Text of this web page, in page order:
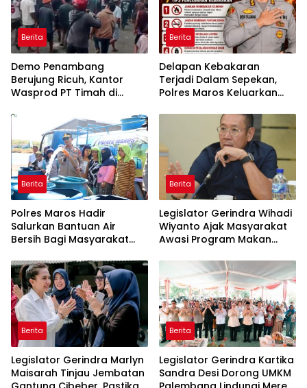
Berita
Demo Penambang
Berujung Ricuh, Kantor
Wasprod PT Timah di
Berita
Delapan Kebakaran
Terjadi Dalam Sepekan,
Polres Maros Keluarkan
Masyarakat
Berita
Polres Maros Hadir
Salurkan Bantuan Air
Bersih Bagi Masyarakat
Di Maros
Berita
Legislator Gerindra Wihadi
Wiyanto Ajak Masyarakat
Awasi Program Makan
Sasaran
Berita
Legislator Gerindra Marlyn
Maisarah Tinjau Jembatan
Berita
Legislator Gerindra Kartika
Sandra Desi Dorong UMKM